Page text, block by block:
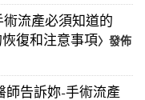
流產必須知道的
復和注意事項〉發佈
師告訴妳-手術流產